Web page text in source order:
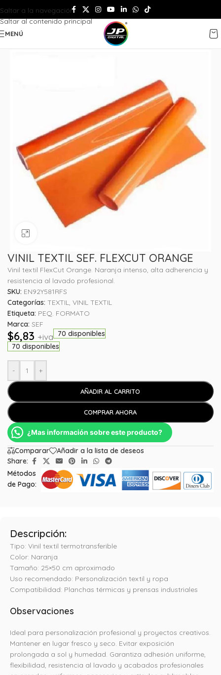
Saltar a la navegación
Saltar al contenido principal
MENÚ
VINIL TEXTIL SEF. FLEXCUT ORANGE
Vinil textil FlexCut Orange. Naranja intenso, alta adherencia y
resistencia al lavado profesional.
SKU: EN92Y581RFS
Categorías: TEXTIL, VINIL TEXTIL
Etiqueta: PEQ. FORMATO
Marca: SEF
$6,83 +iva
70 disponibles
70 disponibles
- +
AÑADIR AL CARRITO
COMPRAR AHORA
¿Mas información sobre este producto?
Comparar
Añadir a la lista de deseos
Share:
Métodos
de Pago:
Descripción:
Tipo: Vinil textil termotransferible
Color: Naranja
Tamaño: 25×50 cm aproximado
Uso recomendado: Personalización textil y ropa
Compatibilidad: Planchas térmicas y prensas industriales
Observaciones
Ideal para personalización profesional y proyectos creativos.
Mantener en lugar fresco y seco. Evitar exposición
prolongada a sol y humedad. Garantiza adhesión uniforme,
flexibilidad, resistencia al lavado y acabados profesionales